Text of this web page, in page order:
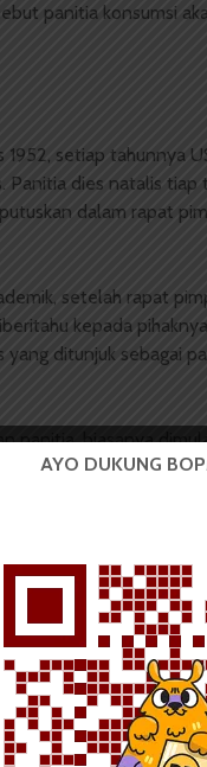
panitia konsumsi
setiap tahunnya
dies natalis tiap
dalam rapat
setelah rapat
kepada
ditunjuk sebagai
panitia, biasanya
tema ditentukan
pada 20 Agustus.
USU 2010-2015 Prof
USU menjadi
Peraturan
USU per 28 Februari
AYO DUKUNG